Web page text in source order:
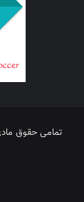
تمامی حقوق